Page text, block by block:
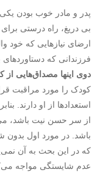
پدر و مادر خوب بودن
بی دریغ، راه درستی
ارضای نیازهایی که خود
فرزندانی که دستاوردهای
دوی اینها مصداق‌هایی
کودک را مورد مراقبت
استعداد‌ها از او دارند.
از سر حسن نیت باشد،
باشد. در مورد اول
که در این بحث به آن
عدم شایستگی مواجه